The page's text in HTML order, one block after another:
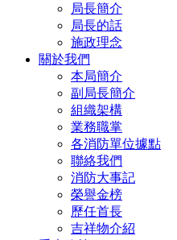
局長簡介
局長的話
施政理念
關於我們
本局簡介
副局長簡介
組織架構
業務職掌
各消防單位據點
聯絡我們
消防大事記
榮譽金榜
歷任首長
吉祥物介紹